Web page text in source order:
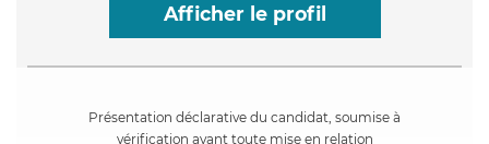
Afficher le profil
Présentation déclarative du candidat, soumise à
vérification avant toute mise en relation